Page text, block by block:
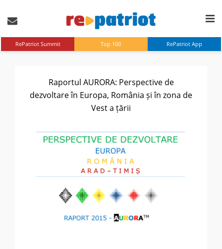
RePatriot Summit Top 100 RePatriot App
Raportul AURORA: Perspective de
dezvoltare în Europa, România și în zona de
Vest a țării